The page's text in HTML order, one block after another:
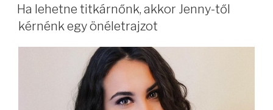
Ha lehetne titkárnőnk, akkor Jenny-től
kérnénk egy önéletrajzot